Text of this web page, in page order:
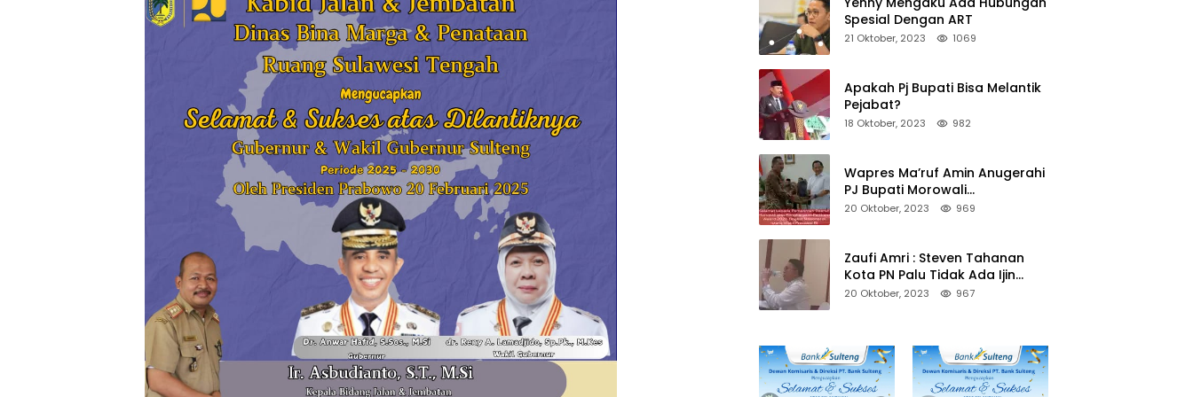
Spesial Dengan ART
21 Oktober, 2023 1069
Apakah Pj Bupati Bisa Melantik
Pejabat?
18 Oktober, 2023 982
Wapres Ma’ruf Amin Anugerahi
PJ Bupati Morowali
Penghargaan Paritrana Award
20 Oktober, 2023 969
Zaufi Amri : Steven Tahanan
Kota PN Palu Tidak Ada Ijin
Keluar Kota
20 Oktober, 2023 967